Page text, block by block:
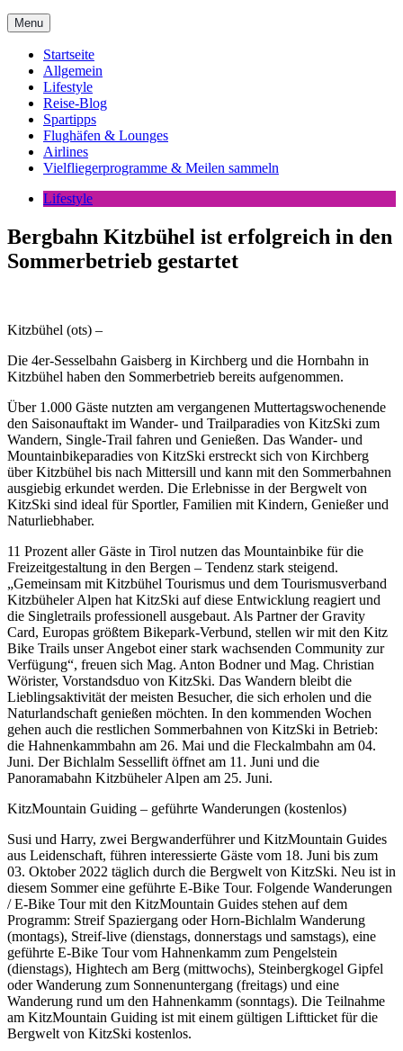
Menu
Startseite
Allgemein
Lifestyle
Reise-Blog
Spartipps
Flughäfen & Lounges
Airlines
Vielfliegerprogramme & Meilen sammeln
Lifestyle
Bergbahn Kitzbühel ist erfolgreich in den
Sommerbetrieb gestartet
Kitzbühel (ots) –
Die 4er-Sesselbahn Gaisberg in Kirchberg und die Hornbahn in
Kitzbühel haben den Sommerbetrieb bereits aufgenommen.
Über 1.000 Gäste nutzten am vergangenen Muttertagswochenende
den Saisonauftakt im Wander- und Trailparadies von KitzSki zum
Wandern, Single-Trail fahren und Genießen. Das Wander- und
Mountainbikeparadies von KitzSki erstreckt sich von Kirchberg
über Kitzbühel bis nach Mittersill und kann mit den Sommerbahnen
ausgiebig erkundet werden. Die Erlebnisse in der Bergwelt von
KitzSki sind ideal für Sportler, Familien mit Kindern, Genießer und
Naturliebhaber.
11 Prozent aller Gäste in Tirol nutzen das Mountainbike für die
Freizeitgestaltung in den Bergen – Tendenz stark steigend.
„Gemeinsam mit Kitzbühel Tourismus und dem Tourismusverband
Kitzbüheler Alpen hat KitzSki auf diese Entwicklung reagiert und
die Singletrails professionell ausgebaut. Als Partner der Gravity
Card, Europas größtem Bikepark-Verbund, stellen wir mit den Kitz
Bike Trails unser Angebot einer stark wachsenden Community zur
Verfügung“, freuen sich Mag. Anton Bodner und Mag. Christian
Wörister, Vorstandsduo von KitzSki. Das Wandern bleibt die
Lieblingsaktivität der meisten Besucher, die sich erholen und die
Naturlandschaft genießen möchten. In den kommenden Wochen
gehen auch die restlichen Sommerbahnen von KitzSki in Betrieb:
die Hahnenkammbahn am 26. Mai und die Fleckalmbahn am 04.
Juni. Der Bichlalm Sessellift öffnet am 11. Juni und die
Panoramabahn Kitzbüheler Alpen am 25. Juni.
KitzMountain Guiding – geführte Wanderungen (kostenlos)
Susi und Harry, zwei Bergwanderführer und KitzMountain Guides
aus Leidenschaft, führen interessierte Gäste vom 18. Juni bis zum
03. Oktober 2022 täglich durch die Bergwelt von KitzSki. Neu ist in
diesem Sommer eine geführte E-Bike Tour. Folgende Wanderungen
/ E-Bike Tour mit den KitzMountain Guides stehen auf dem
Programm: Streif Spaziergang oder Horn-Bichlalm Wanderung
(montags), Streif-live (dienstags, donnerstags und samstags), eine
geführte E-Bike Tour vom Hahnenkamm zum Pengelstein
(dienstags), Hightech am Berg (mittwochs), Steinbergkogel Gipfel
oder Wanderung zum Sonnenuntergang (freitags) und eine
Wanderung rund um den Hahnenkamm (sonntags). Die Teilnahme
am KitzMountain Guiding ist mit einem gültigen Liftticket für die
Bergwelt von KitzSki kostenlos.